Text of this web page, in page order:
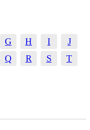
G H I
J
Q R S
T